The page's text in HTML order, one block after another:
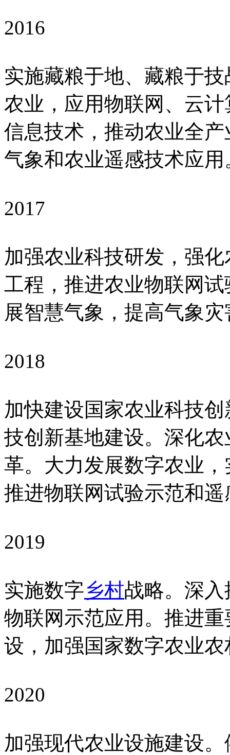
2016
实施藏粮于地、藏粮于
农业，应用物联网、云
信息技术，推动农业全
气象和农业遥感技术应用
2017
加强农业科技研发，强
工程，推进农业物联网
展智慧气象，提高气象
2018
加快建设国家农业科技
技创新基地建设。深化
革。大力发展数字农业
推进物联网试验示范和
2019
实施数字乡村战略。深入
物联网示范应用。推进
设，加强国家数字农业
2020
加强现代农业设施建设